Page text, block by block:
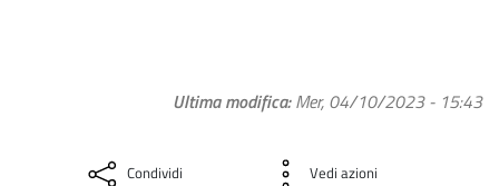
Ultima modifica Mer, 04/10/2023 - 15:43
Condividi Vedi azioni